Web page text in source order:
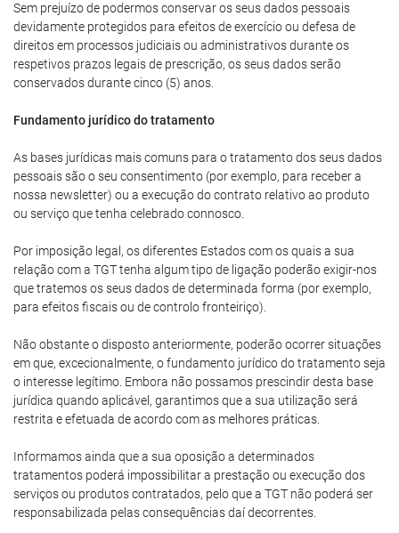
Sem prejuízo de podermos conservar os seus dados pessoais
devidamente protegidos para efeitos de exercício ou defesa de
direitos em processos judiciais ou administrativos durante os
respetivos prazos legais de prescrição, os seus dados serão
conservados durante cinco (5) anos.
Fundamento jurídico do tratamento
As bases jurídicas mais comuns para o tratamento dos seus dados
pessoais são o seu consentimento (por exemplo, para receber a
nossa newsletter) ou a execução do contrato relativo ao produto
ou serviço que tenha celebrado connosco.
Por imposição legal, os diferentes Estados com os quais a sua
relação com a TGT tenha algum tipo de ligação poderão exigir-nos
que tratemos os seus dados de determinada forma (por exemplo,
para efeitos fiscais ou de controlo fronteiriço).
Não obstante o disposto anteriormente, poderão ocorrer situações
em que, excecionalmente, o fundamento jurídico do tratamento seja
o interesse legítimo. Embora não possamos prescindir desta base
jurídica quando aplicável, garantimos que a sua utilização será
restrita e efetuada de acordo com as melhores práticas.
Informamos ainda que a sua oposição a determinados
tratamentos poderá impossibilitar a prestação ou execução dos
serviços ou produtos contratados, pelo que a TGT não poderá ser
responsabilizada pelas consequências daí decorrentes.